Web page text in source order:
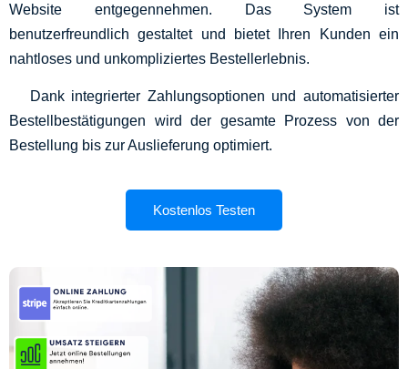
Website entgegennehmen. Das System ist
benutzerfreundlich gestaltet und bietet Ihren Kunden ein
nahtloses und unkompliziertes Bestellerlebnis.
Dank integrierter Zahlungsoptionen und automatisierter
Bestellbestätigungen wird der gesamte Prozess von der
Bestellung bis zur Auslieferung optimiert.
Kostenlos Testen